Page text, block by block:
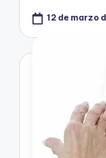
12 de marzo